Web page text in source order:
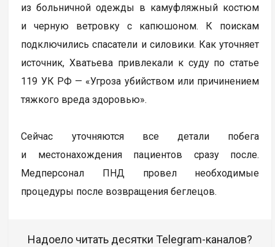
из больничной одежды в камуфляжный костюм
и черную ветровку с капюшоном. К поискам
подключились спасатели и силовики. Как уточняет
источник, Хватьева привлекали к суду по статье
119 УК РФ — «Угроза убийством или причинением
тяжкого вреда здоровью».
Сейчас уточняются все детали побега
и местонахождения пациентов сразу после.
Медперсонал ПНД провел необходимые
процедуры после возвращения беглецов.
Надоело читать десятки Telegram-каналов?